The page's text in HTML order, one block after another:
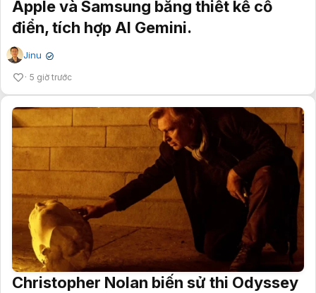
Apple và Samsung bằng thiết kế cổ
điển, tích hợp AI Gemini.
Jinu ✔
5 giờ trước
Christopher Nolan biến sử thi Odyssey